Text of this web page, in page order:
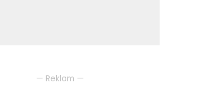
— Reklam —